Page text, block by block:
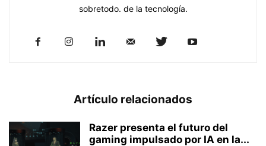
sobretodo. de la tecnología.
Artículo relacionados
Razer presenta el futuro del
gaming impulsado por IA en la...